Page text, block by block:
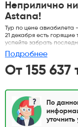
Неприлично
Astana!
Тур по цене авиабилета
21 декабря есть
успейте забрать
Подробнее
От 155 637
По